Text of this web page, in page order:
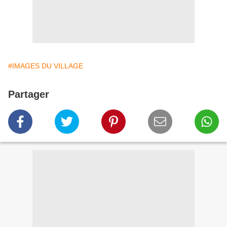
#IMAGES DU VILLAGE
Partager